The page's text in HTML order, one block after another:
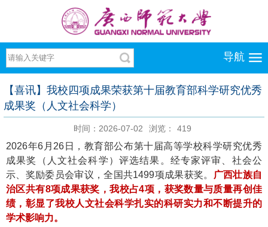
导航
【喜讯】我校四项成果荣获第十届教育部科学研究优秀
成果奖（人文社会科学）
时间：2026-07-02 浏览： 419
2026年6月26日，教育部公布第十届高等学校科学研究优秀
成果奖（人文社会科学）评选结果。经专家评审、社会公
示、奖励委员会审议，全国共1499项成果获奖。
广西壮族自
治区共有8项成果获奖，我校占4项，获奖数量与质量再创佳
绩，彰显了我校人文社会科学扎实的科研实力和不断提升的
学术影响力。